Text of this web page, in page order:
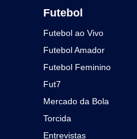
Futebol
Futebol ao Vivo
Futebol Amador
Futebol Feminino
Fut7
Mercado da Bola
Torcida
Entrevistas